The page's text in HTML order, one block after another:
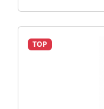
TOP